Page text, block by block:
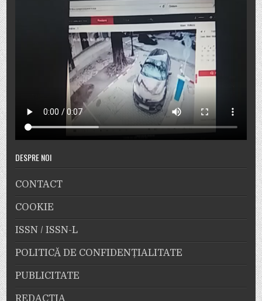
DESPRE NOI
CONTACT
COOKIE
ISSN / ISSN-L
POLITICĂ DE CONFIDENȚIALITATE
PUBLICITATE
REDACȚIA